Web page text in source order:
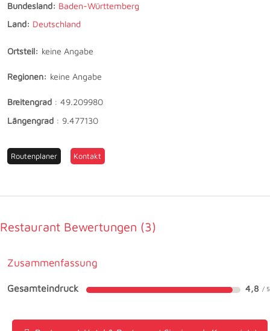
Bundesland: Baden-Württemberg
Land: Deutschland
Ortsteil: keine Angabe
Regionen: keine Angabe
Breitengrad : 49.209980
Längengrad : 9.477130
Routenplaner Kontakt
Restaurant Bewertungen 3
Zusammenfassung
Gesamteindruck 4,8